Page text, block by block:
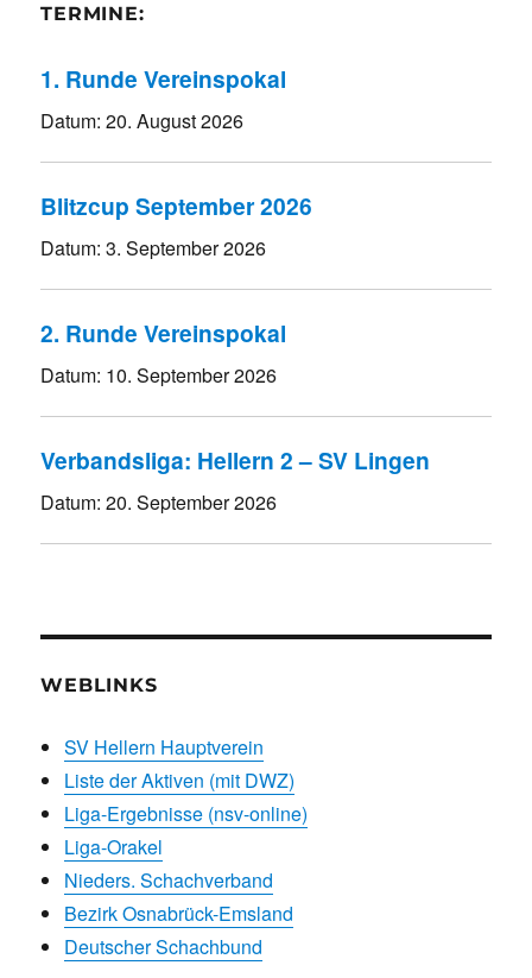
TERMINE:
1. Runde Vereinspokal
Datum:20. August 2026
Blitzcup September 2026
Datum:3. September 2026
2. Runde Vereinspokal
Datum: 10. September 2026
Verbandsliga: Hellern 2 – SV Lingen
Datum:20. September 2026
WEBLINKS
SV Hellern Hauptverein
Liste der Aktiven (mit DWZ)
Liga-Ergebnisse (nsv-online)
Liga-Orakel
Nieders. Schachverband
Bezirk Osnabrück-Emsland
Deutscher Schachbund